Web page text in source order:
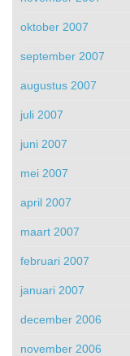
oktober 2007
september 2007
augustus 2007
juli 2007
juni 2007
mei 2007
april 2007
maart 2007
februari 2007
januari 2007
december 2006
november 2006